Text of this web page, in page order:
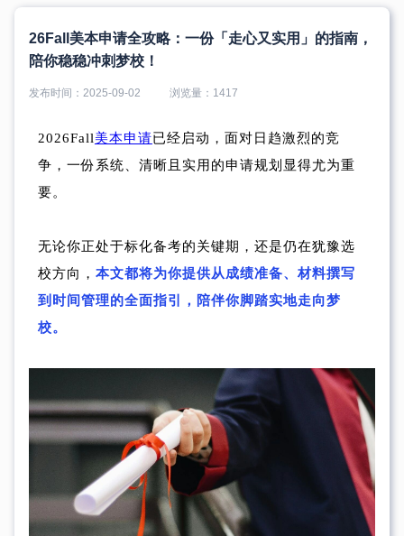
26Fall美本申请全攻略：一份「走心又实用」的指南，
陪你稳稳冲刺梦校！
发布时间： 2025-09-02 浏览量： 1417
2026Fall美本申请已经启动，面对日趋激烈的竞
争，一份系统、清晰且实用的申请规划显得尤为重
要。
无论你正处于标化备考的关键期，还是仍在犹豫选
校方向， 本文都将为你提供从成绩准备、材料撰写
到时间管理的全面指引，陪伴你脚踏实地走向梦
校。